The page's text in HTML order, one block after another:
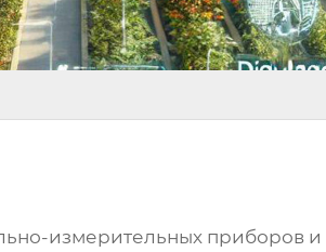
измерительных приборов